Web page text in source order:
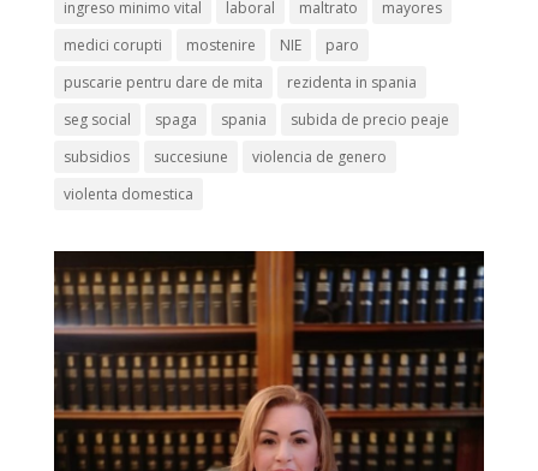
ingreso minimo vital
laboral maltrato
mayores
medici corupti
mostenire NIE
paro
puscarie pentru dare de mita
rezidenta in spania
seg social
spaga spania
subida de precio peaje
subsidios
succesiune
violencia de genero
violenta domestica